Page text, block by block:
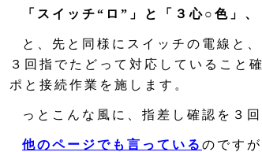
「スイッチ“ロ”」と「３心○色」
と、先と同様にスイッチの電線と
３回指でたどって対応していること
ポと接続作業を施します。
っとこんな風に、指差し確認を３
他のページでも言っている のです